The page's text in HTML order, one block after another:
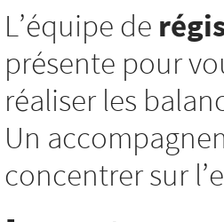
L’équipe de
présente pour
réaliser les
Un
concentrer sur